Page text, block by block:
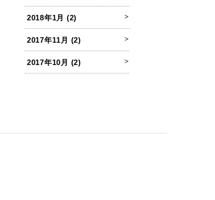
2018年1月 (2)
2017年11月 (2)
2017年10月 (2)